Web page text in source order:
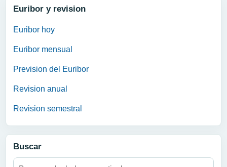
Euribor y revision
Euribor hoy
Euribor mensual
Prevision del Euribor
Revision anual
Revision semestral
Buscar
Buscar: